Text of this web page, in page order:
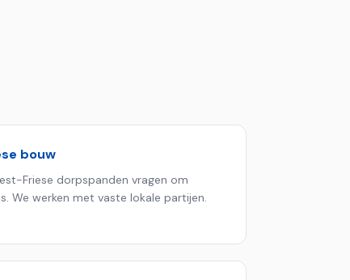
bouw
Friese dorpspanden vragen om
We werken met vaste lokale partijen.